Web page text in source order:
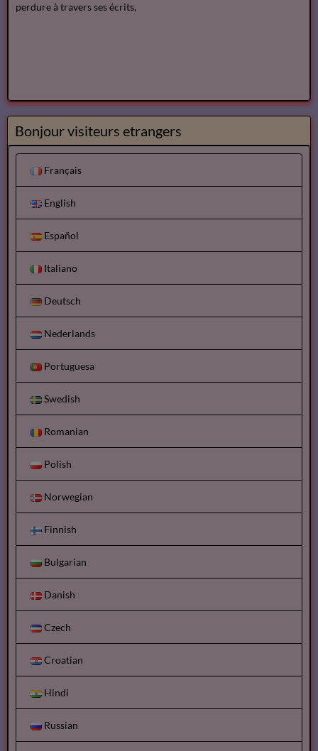
perdure à travers ses écrits,
Bonjour visiteurs etrangers
Français
English
Español
Italiano
Deutsch
Nederlands
Portuguesa
Swedish
Romanian
Polish
Norwegian
Finnish
Bulgarian
Danish
Czech
Croatian
Hindi
Russian